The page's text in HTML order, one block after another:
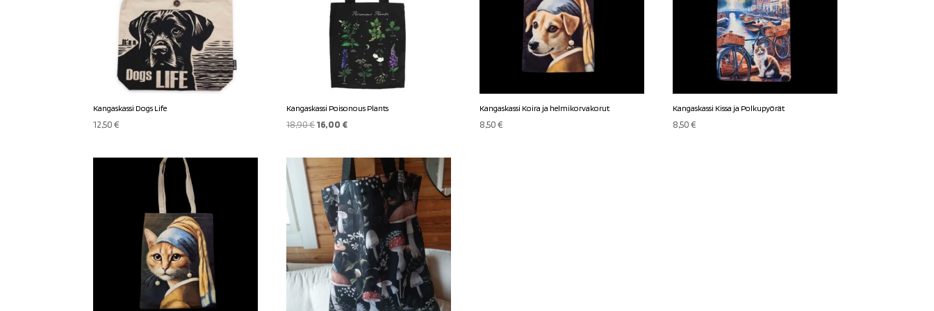
Kangaskassi Dogs Life
12,50€
Kangaskassi Poisonous Plants
18,90€Alkuperäinen
oli:
18,90 €.
16,00 €Nykyinen
on:
16,00 €.
Kangaskassi Koira ja helmikorvakorut
8,50€
Kangaskassi Kissa ja Polkupyörät
8,50€